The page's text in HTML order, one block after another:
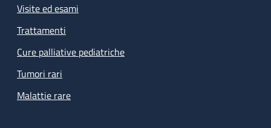
Visite ed esami
Trattamenti
Cure palliative pediatriche
Tumori rari
Malattie rare